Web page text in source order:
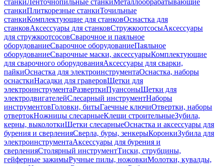
станкиЛенточнопильные станкиМеталлообрабатывающие
станкиПлиткорезные станкиТочильные
станкиКомплектующие для станковОснастка для
станковАксессуары для станковСтружкоотсосыАксессуары
для стружкоотсосовСварочное и паяльное
оборудованиеСварочное оборудованиеПаяльное
оборудованиеСварочные маски, аксессуарыКомплектующие
для сварочного оборудованияАксессуары для сварки,
пайкиОснастка для электроинструментаОснастка, наборы
оснасткиНасадки для граверовЩетки для
электроинструментаРазверткиПуансоныЩетки для
электродвигателейСлесарный инструментНаборы
инструментовГоловки, битыГаечные ключиОтвертки, наборы
отвертокНожницы слесарныеКлещи строительныеЗубила,
керны, выколоткиЩетки слесарныеОснастка и аксессуары для
бурения и сверленияСверла, буры, зенкерыКоронкиЗубила для
электроинструментаАксессуары для бурения и
сверленияСтолярный инструментТиски, струбцины,
гейферные зажимыРучные пилы, ножовкиМолотки, кувалды,